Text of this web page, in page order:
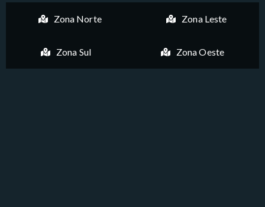
Zona Norte Zona Leste
Zona Sul Zona Oeste